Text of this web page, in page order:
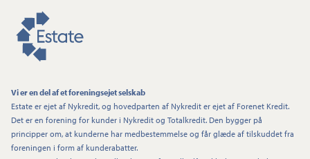
Vi er en del af et foreningsejet selskab
Estate er ejet af Nykredit, og hovedparten af Nykredit er ejet af Forenet Kredit.
Det er en forening for kunder i Nykredit og Totalkredit. Den bygger på
principper om, at kunderne har medbestemmelse og får glæde af tilskuddet fra
foreningen i form af kunderabatter.